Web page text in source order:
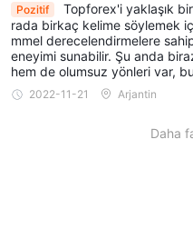
Pozitif
Topforex'i yaklaşık
rada birkaç kelime söylemek
mmel derecelendirmelere
eneyimi sunabilir. Şu anda
hem de olumsuz yönleri var,
yorum.
2022-11-21 Arjantin
Daha